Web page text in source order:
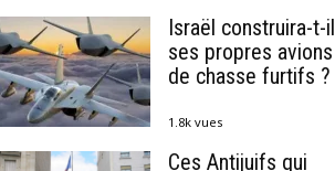
Israël construira-t-il
ses propres avions
de chasse furtifs ?
1.8k vues
Ces Antijuifs qui